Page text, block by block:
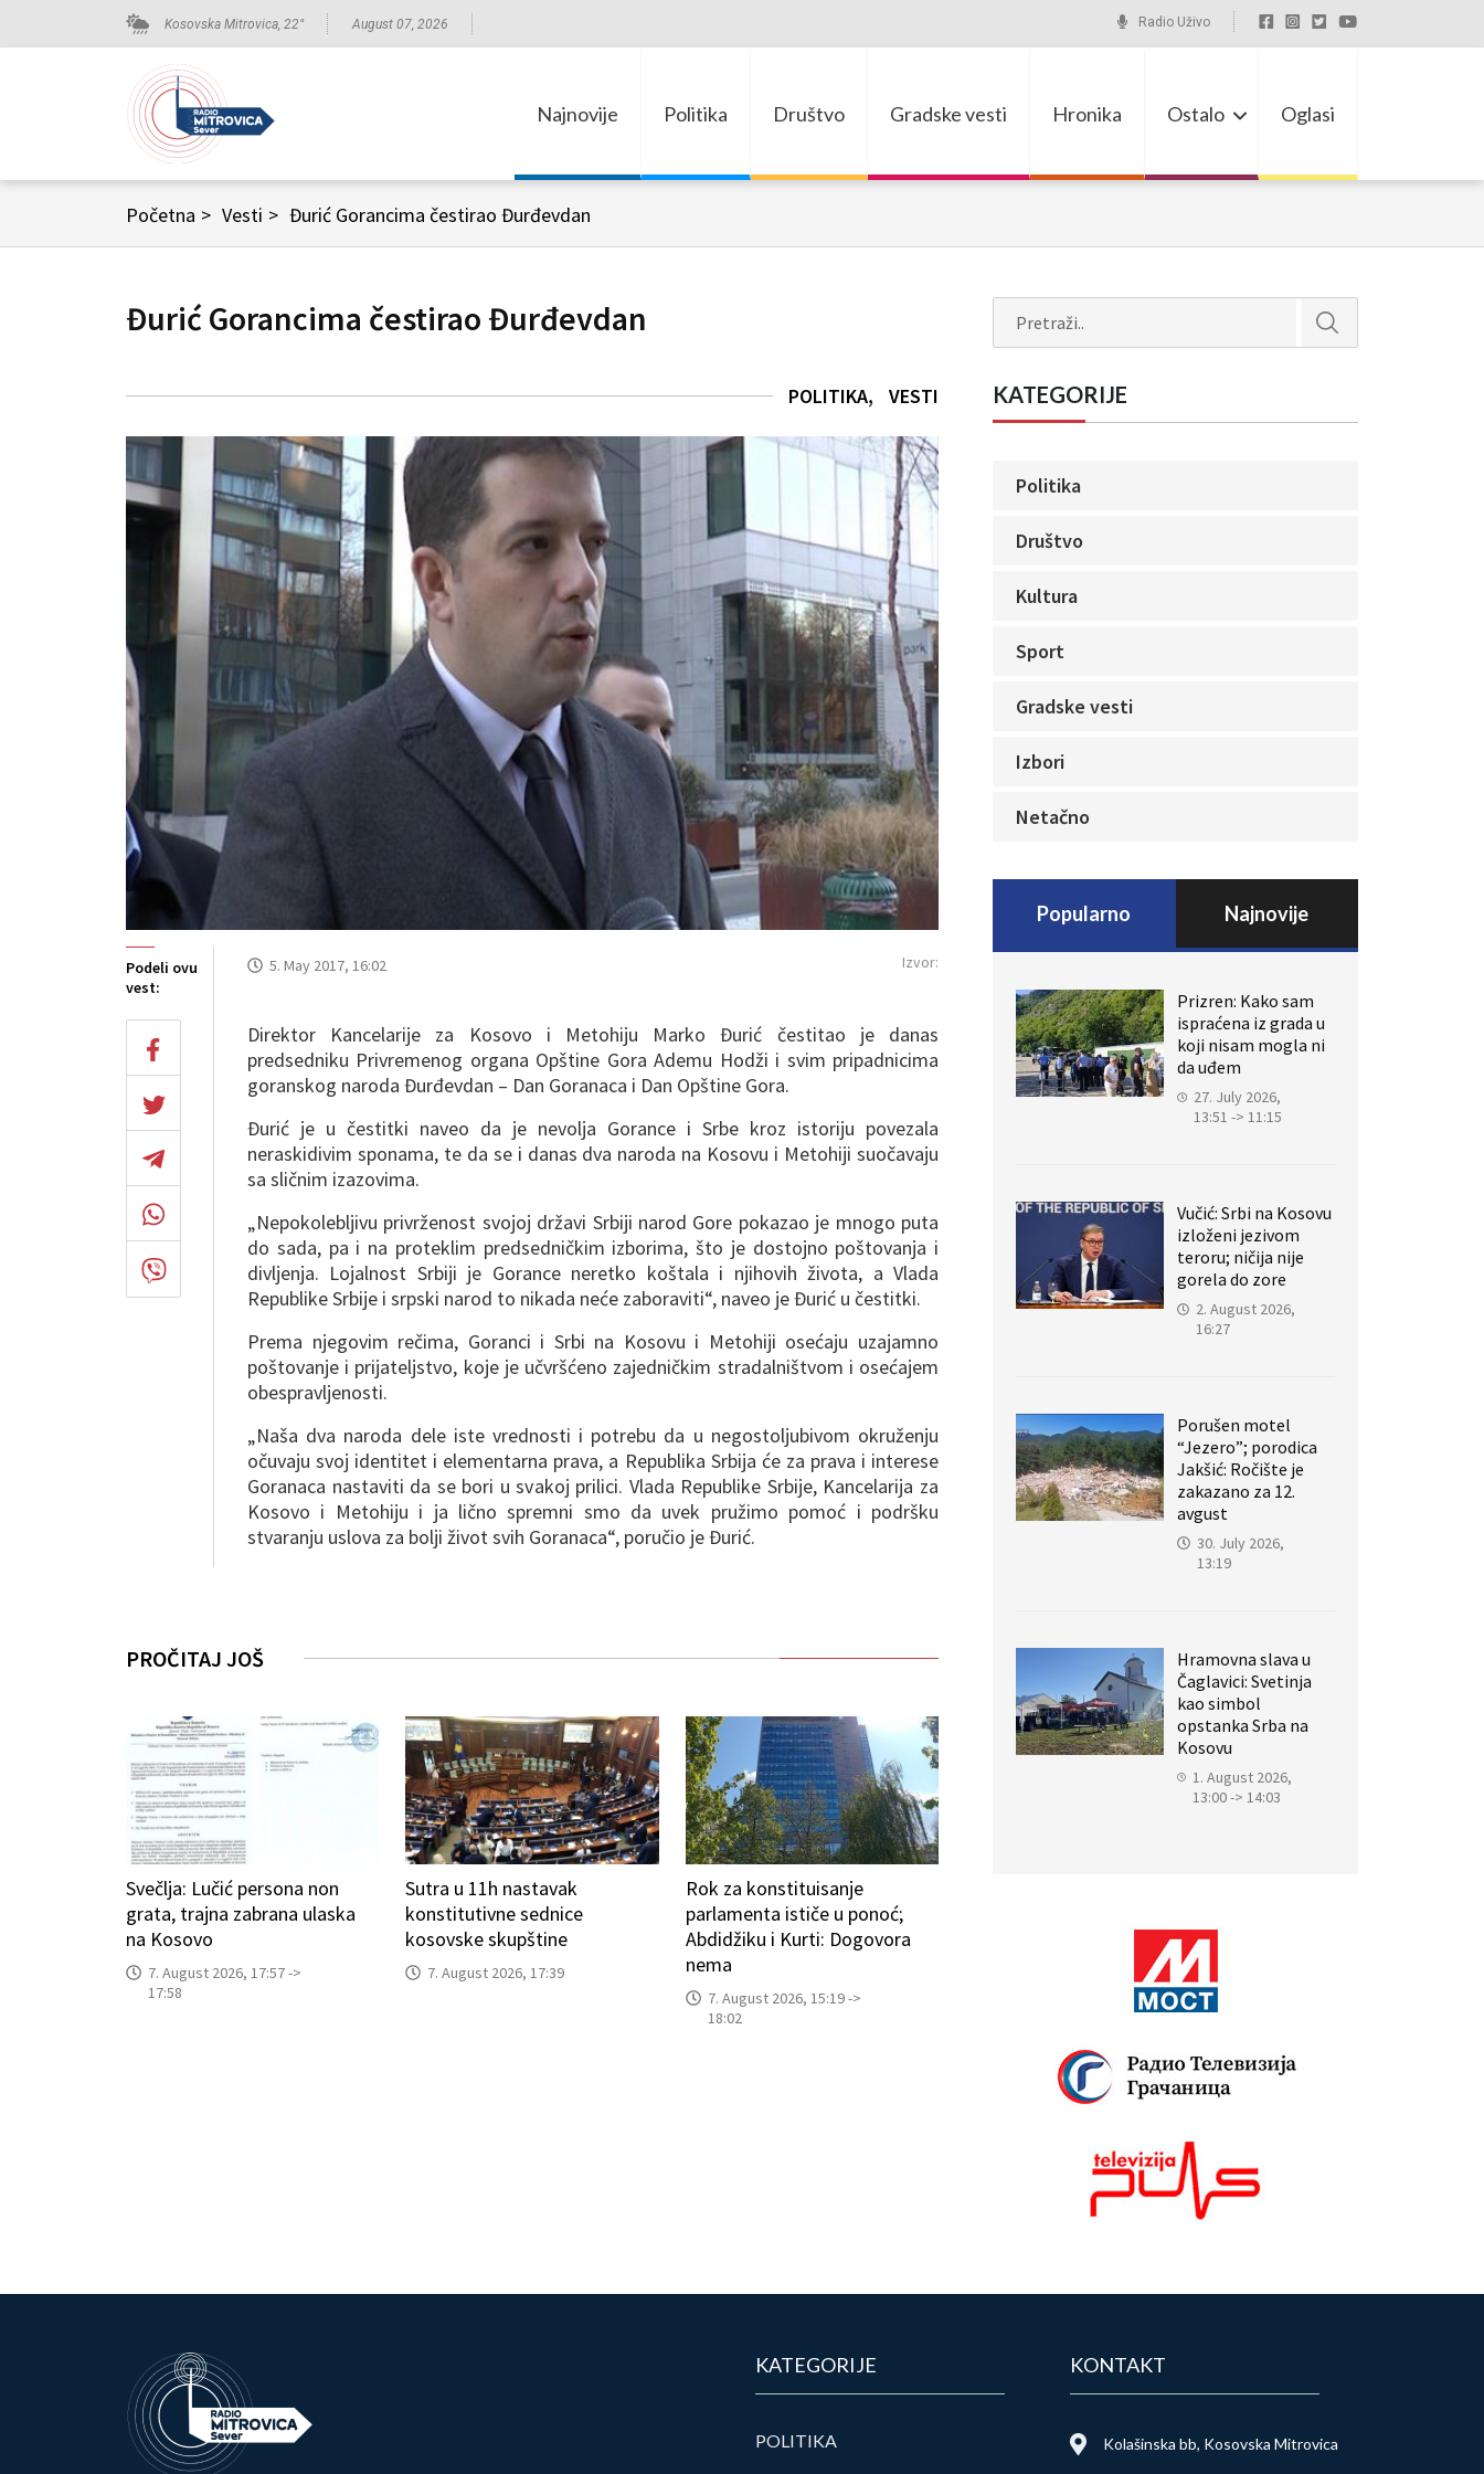
Kosovska Mitrovica, 22° August 07, 2026 Radio Uživo
Najnovije Politika Društvo Gradske vesti Hronika Ostalo Oglasi
Početna > Vesti > Đurić Gorancima čestirao Đurđevdan
Đurić Gorancima čestirao Đurđevdan
POLITIKA VESTI
Podeli ovu
vest:
5. May 2017, 16:02 Izvor:
Direktor Kancelarije za Kosovo i Metohiju Marko Đurić čestitao je danas
predsedniku Privremenog organa Opštine Gora Ademu Hodži i svim pripadnicima
goranskog naroda Đurđevdan – Dan Goranaca i Dan Opštine Gora.
Đurić je u čestitki naveo da je nevolja Gorance i Srbe kroz istoriju povezala
neraskidivim sponama, te da se i danas dva naroda na Kosovu i Metohiji suočavaju
sa sličnim izazovima.
„Nepokolebljivu privrženost svojoj državi Srbiji narod Gore pokazao je mnogo puta
do sada, pa i na proteklim predsedničkim izborima, što je dostojno poštovanja i
divljenja. Lojalnost Srbiji je Gorance neretko koštala i njihovih života, a Vlada
Republike Srbije i srpski narod to nikada neće zaboraviti“, naveo je Đurić u čestitki.
Prema njegovim rečima, Goranci i Srbi na Kosovu i Metohiji osećaju uzajamno
poštovanje i prijateljstvo, koje je učvršćeno zajedničkim stradalništvom i osećajem
obespravljenosti.
„Naša dva naroda dele iste vrednosti i potrebu da u negostoljubivom okruženju
očuvaju svoj identitet i elementarna prava, a Republika Srbija će za prava i interese
Goranaca nastaviti da se bori u svakoj prilici. Vlada Republike Srbije, Kancelarija za
Kosovo i Metohiju i ja lično spremni smo da uvek pružimo pomoć i podršku
stvaranju uslova za bolji život svih Goranaca“, poručio je Đurić.
PROČITAJ JOŠ
Svečlja: Lučić persona non
grata, trajna zabrana ulaska
na Kosovo
7. August 2026, 17:57 ->
17:58
Sutra u 11h nastavak
konstitutivne sednice
kosovske skupštine
7. August 2026, 17:39
Rok za konstituisanje
parlamenta ističe u ponoć;
Abdidžiku i Kurti: Dogovora
nema
7. August 2026, 15:19 ->
18:02
KATEGORIJE
Politika
Društvo
Kultura
Sport
Gradske vesti
Izbori
Netačno
Popularno Najnovije
Prizren: Kako sam
ispraćena iz grada u
koji nisam mogla ni
da uđem
27. July 2026,
13:51 -> 11:15
Vučić: Srbi na Kosovu
izloženi jezivom
teroru; ničija nije
gorela do zore
2. August 2026,
16:27
Porušen motel
“Jezero”; porodica
Jakšić: Ročište je
zakazano za 12.
avgust
30. July 2026,
13:19
Hramovna slava u
Čaglavici: Svetinja
kao simbol
opstanka Srba na
Kosovu
1. August 2026,
13:00 -> 14:03
KATEGORIJE
POLITIKA
KONTAKT
Kolašinska bb, Kosovska Mitrovica